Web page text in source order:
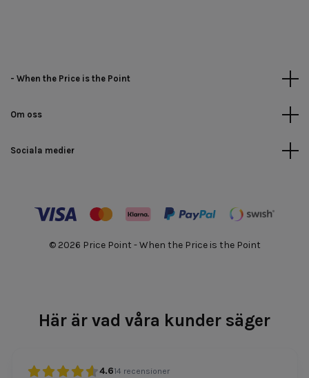
- When the Price is the Point
Om oss
Sociala medier
© 2026 Price Point - When the Price is the Point
Här är vad våra kunder säger
4.614 recensioner